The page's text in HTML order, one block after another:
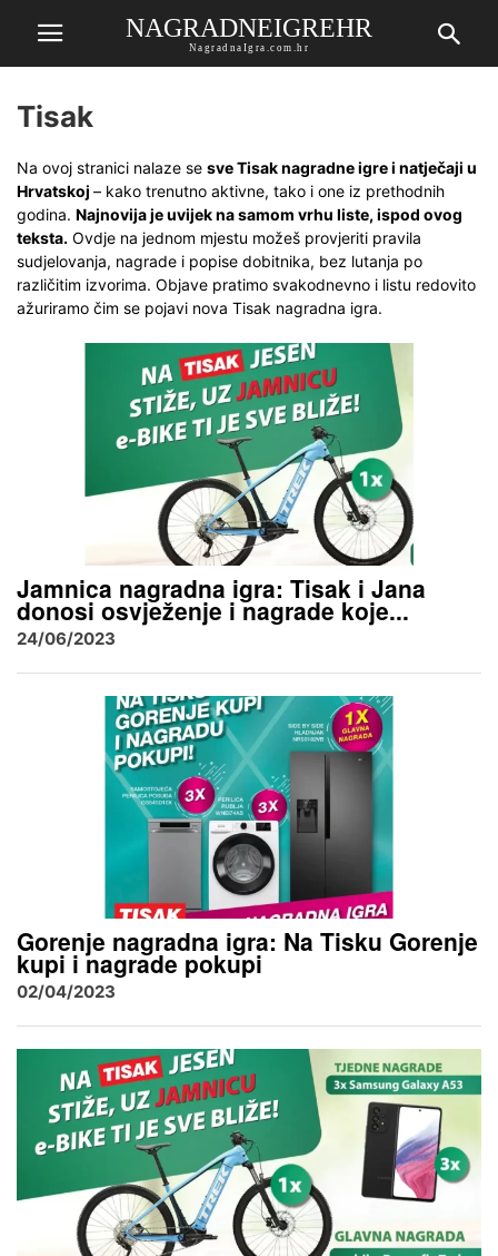
NAGRADNEIGREHR
NagradnaIgra.com.hr
Tisak
Na ovoj stranici nalaze se sve Tisak nagradne igre i natječaji u
Hrvatskoj – kako trenutno aktivne, tako i one iz prethodnih
godina. Najnovija je uvijek na samom vrhu liste, ispod ovog
teksta. Ovdje na jednom mjestu možeš provjeriti pravila
sudjelovanja, nagrade i popise dobitnika, bez lutanja po
različitim izvorima. Objave pratimo svakodnevno i listu redovito
ažuriramo čim se pojavi nova Tisak nagradna igra.
Jamnica nagradna igra: Tisak i Jana
donosi osvježenje i nagrade koje...
24/06/2023
Gorenje nagradna igra: Na Tisku Gorenje
kupi i nagrade pokupi
02/04/2023